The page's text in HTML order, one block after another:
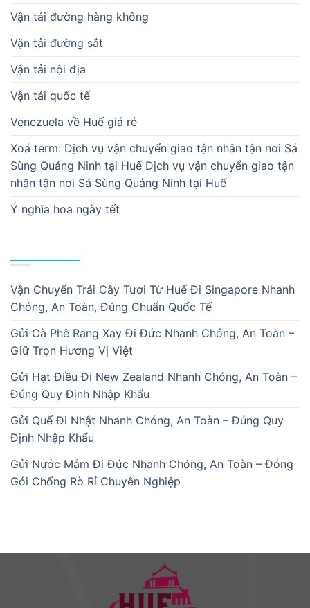
Vận tải đường hàng không
Vận tải đường sắt
Vận tải nội địa
Vận tải quốc tế
Venezuela về Huế giá rẻ
Xoá term: Dịch vụ vận chuyển giao tận nhận tận nơi Sá
Sùng Quảng Ninh tại Huế Dịch vụ vận chuyển giao tận
nhận tận nơi Sá Sùng Quảng Ninh tại Huế
Ý nghĩa hoa ngày tết
Vận Chuyển Trái Cây Tươi Từ Huế Đi Singapore Nhanh
Chóng, An Toàn, Đúng Chuẩn Quốc Tế
Gửi Cà Phê Rang Xay Đi Đức Nhanh Chóng, An Toàn –
Giữ Trọn Hương Vị Việt
Gửi Hạt Điều Đi New Zealand Nhanh Chóng, An Toàn –
Đúng Quy Định Nhập Khẩu
Gửi Quế Đi Nhật Nhanh Chóng, An Toàn – Đúng Quy
Định Nhập Khẩu
Gửi Nước Mắm Đi Đức Nhanh Chóng, An Toàn – Đóng
Gói Chống Rò Rỉ Chuyên Nghiệp